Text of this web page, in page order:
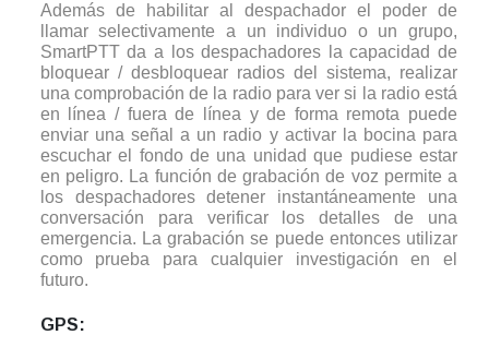
Además de habilitar al despachador el poder de
llamar selectivamente a un individuo o un grupo,
SmartPTT da a los despachadores la capacidad de
bloquear / desbloquear radios del sistema, realizar
una comprobación de la radio para ver si la radio está
en línea / fuera de línea y de forma remota puede
enviar una señal a un radio y activar la bocina para
escuchar el fondo de una unidad que pudiese estar
en peligro. La función de grabación de voz permite a
los despachadores detener instantáneamente una
conversación para verificar los detalles de una
emergencia. La grabación se puede entonces utilizar
como prueba para cualquier investigación en el
futuro.
GPS: